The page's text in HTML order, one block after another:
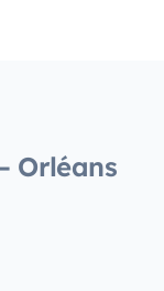
Orléans